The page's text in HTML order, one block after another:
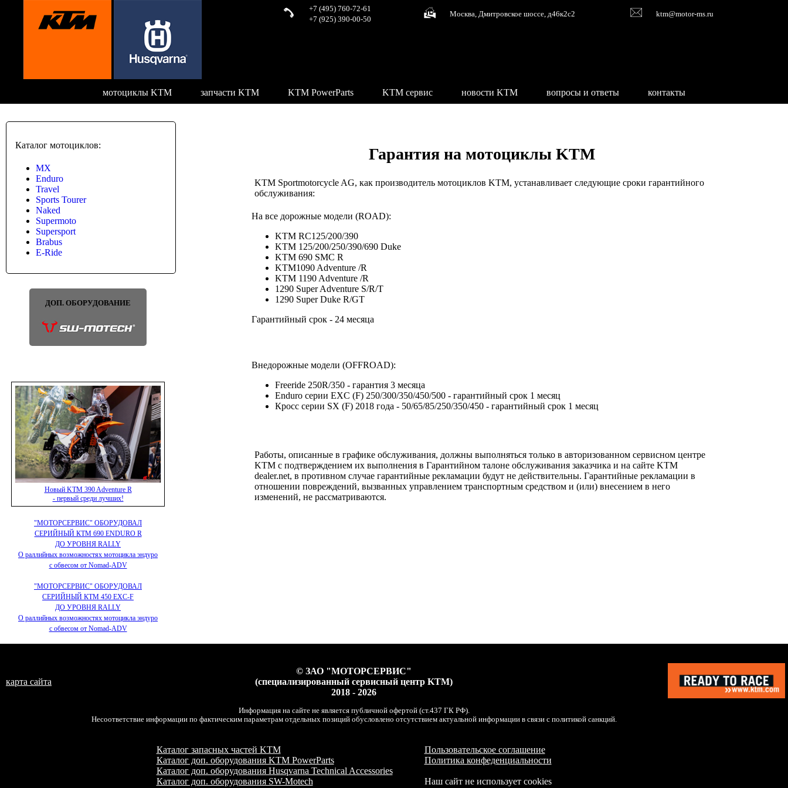
+7 (495) 760-72-61
+7 (925) 390-00-50
Москва, Дмитровское шоссе, д46к2с2 ktm@motor-ms.ru
мотоциклы KTM запчасти KTM KTM PowerParts KTM сервис новости KTM вопросы и ответы контакты
Каталог мотоциклов:
MX
Enduro
Travel
Sports Tourer
Naked
Supermoto
Supersport
Brabus
E-Ride
ДОП. ОБОРУДОВАНИЕ
Новый KTM 390 Adventure R
- первый среди лучших!
"МОТОРСЕРВИС" ОБОРУДОВАЛ
СЕРИЙНЫЙ КТМ 690 ENDURO R
ДО УРОВНЯ RALLY
О раллийных возможностях мотоцикла эндуро
с обвесом от Nomad-ADV
"МОТОРСЕРВИС" ОБОРУДОВАЛ
СЕРИЙНЫЙ КТМ 450 EXC-F
ДО УРОВНЯ RALLY
О раллийных возможностях мотоцикла эндуро
с обвесом от Nomad-ADV
Гарантия на мотоциклы KTM
KTM Sportmotorcycle AG, как производитель мотоциклов KTM, устанавливает следующие сроки гарантийного
обслуживания:
На все дорожные модели (ROAD):
KTM RC125/200/390
KTM 125/200/250/390/690 Duke
KTM 690 SMC R
KTM1090 Adventure /R
KTM 1190 Adventure /R
1290 Super Adventure S/R/T
1290 Super Duke R/GT
Гарантийный срок - 24 месяца
Внедорожные модели (OFFROAD):
Freeride 250R/350 - гарантия 3 месяца
Enduro серии EXC (F) 250/300/350/450/500 - гарантийный срок 1 месяц
Кросс серии SX (F) 2018 года - 50/65/85/250/350/450 - гарантийный срок 1 месяц
Работы, описанные в графике обслуживания, должны выполняться только в авторизованном сервисном центре
KTM с подтверждением их выполнения в Гарантийном талоне обслуживания заказчика и на сайте KTM
dealer.net, в противном случае гарантийные рекламации будут не действительны. Гарантийные рекламации в
отношении повреждений, вызванных управлением транспортным средством и (или) внесением в него
изменений, не рассматриваются.
карта сайта
© ЗАО "МОТОРСЕРВИС"
(специализированный сервисный центр KTM)
2018 - 2026
Информация на сайте не является публичной офертой (ст.437 ГК РФ).
Несоответствие информации по фактическим параметрам отдельных позиций обусловлено отсутствием актуальной информации в связи с политикой санкций.
Каталог запасных частей KTM
Каталог доп. оборудования KTM PowerParts
Каталог доп. оборудования Husqvarna Technical Accessories
Каталог доп. оборудования SW-Motech
Пользовательское соглашение
Политика конфеденциальности
Наш сайт не использует cookies